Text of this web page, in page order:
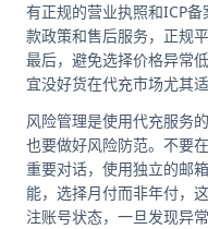
有正规的营业执照和ICP
款政策和售后服务，正规
最后，避免选择价格异常
宜没好货在代充市场尤其适
风险管理是使用代充服务
也要做好风险防范。不要
重要对话，使用独立的邮
能，选择月付而非年付，
注账号状态，一旦发现异